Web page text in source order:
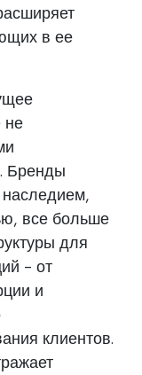
в ее
не
Бренды
все больше
для
- от
и
клиентов.